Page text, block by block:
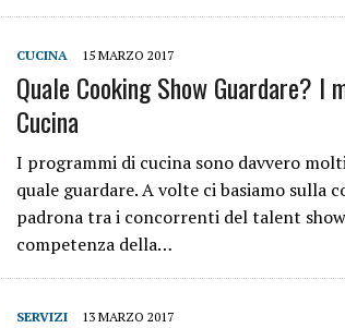
CUCINA 15 MARZO 2017
Quale Cooking Show Guardare? I
Cucina
I programmi di cucina sono davvero
quale guardare. A volte ci basiamo sulla
padrona tra i concorrenti del talent
competenza della…
SERVIZI 13 MARZO 2017